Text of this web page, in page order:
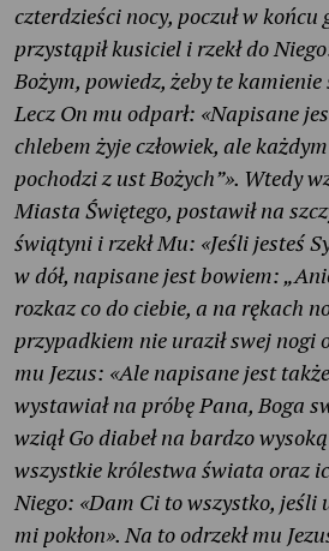
czterdzieści nocy, poczuł w końcu
przystąpił kusiciel i rzekł do
Bożym, powiedz, żeby te kamienie
Lecz On mu odparł: «Napisane
chlebem żyje człowiek, ale
pochodzi z ust Bożych”». Wtedy
Miasta Świętego, postawił na
świątyni i rzekł Mu: «Jeśli jesteś
w dół, napisane jest bowiem:
rozkaz co do ciebie, a na rękach
przypadkiem nie uraził swej nogi
mu Jezus: «Ale napisane jest
wystawiał na próbę Pana, Boga
wziął Go diabeł na bardzo
wszystkie królestwa świata oraz
Niego: «Dam Ci to wszystko, jeśli
mi pokłon». Na to odrzekł mu